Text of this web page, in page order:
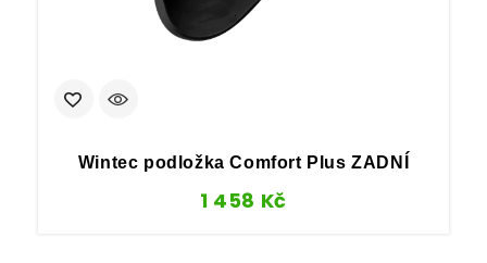
Wintec podložka Comfort Plus ZADNÍ
1 458 Kč